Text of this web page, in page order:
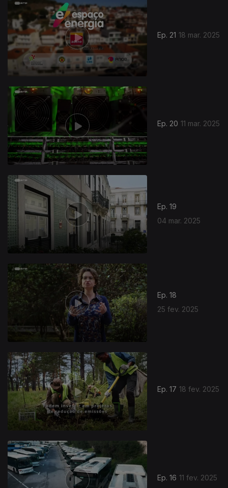
Ep. 21 18 mar. 2025
Ep. 20 11 mar. 2025
835364
Ep. 19
04 mar. 2025
Ep. 18
25 fev. 2025
Ep. 17 18 fev. 2025
Ep. 16 11 fev. 2025